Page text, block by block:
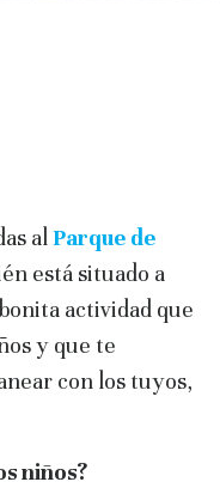
al Parque de
está situado a
actividad que
y que te
con los tuyos,
niños?